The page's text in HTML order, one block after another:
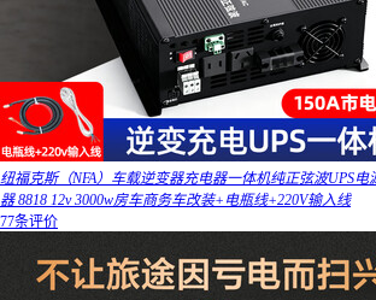
纽福克斯（NFA）车载逆变器充电器一体机纯正弦波UPS电
器 8818 12v 3000w房车商务车改装+电瓶线+220V输入线
77条评价